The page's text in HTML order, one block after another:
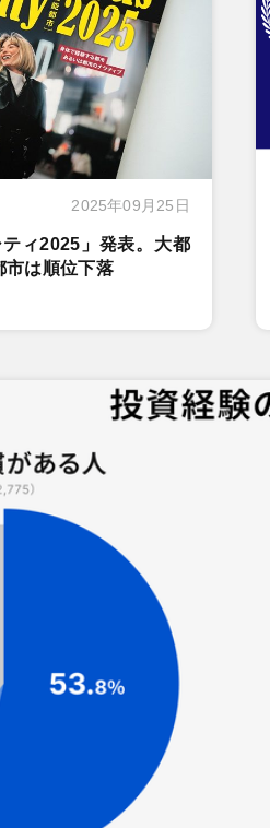
2025年09月25日
ィ2025」発表。大都
市は順位下落